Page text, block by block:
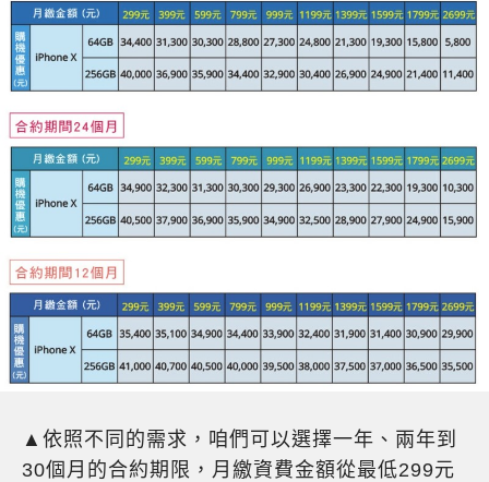
▲依照不同的需求，咱們可以選擇一年、兩年到
30個月的合約期限，月繳資費金額從最低299元